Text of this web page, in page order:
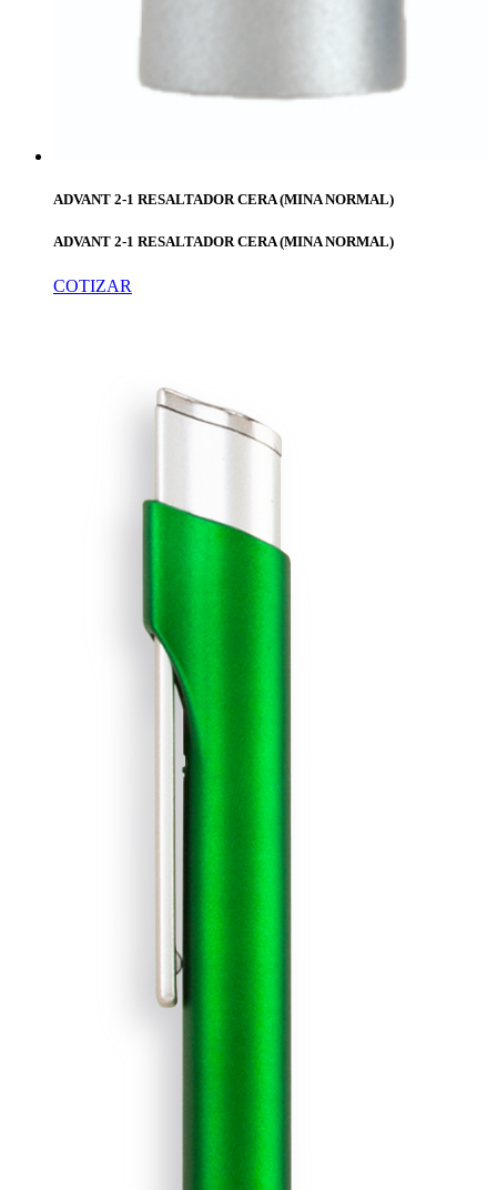
ADVANT 2-1 RESALTADOR CERA (MINA NORMAL)
ADVANT 2-1 RESALTADOR CERA (MINA NORMAL)
COTIZAR